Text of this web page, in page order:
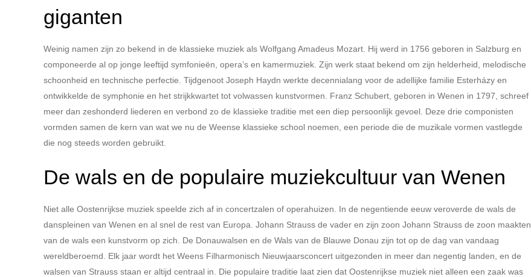
giganten
Weinig namen zijn zo bekend in de klassieke muziek als Wolfgang Amadeus Mozart. Hij werd in 1756 geboren in Salzburg en
componeerde al op jonge leeftijd symfonieën, opera’s en kamermuziek. Zijn werk staat bekend om zijn helderheid, melodische
schoonheid en technische perfectie. Tijdgenoot Joseph Haydn werkte decennialang voor de adellijke familie Esterházy en
ontwikkelde de symphonie en het strijkkwartet tot volwassen kunstvormen. Franz Schubert, geboren in Wenen in 1797, schreef
meer dan zeshonderd liederen en verbond zo de klassieke traditie met een diep persoonlijk gevoel. Deze drie componisten
vormden samen de kern van wat we nu de Weense klassieke school noemen, een periode die de muzikale vormen vastlegde
die nog steeds worden gebruikt.
De wals en de populaire muziekcultuur van Wenen
Niet alle Oostenrijkse muziek speelde zich af in concertzalen of operahuizen. In de negentiende eeuw veroverde de wals de
danspleinen van Wenen en al snel de rest van Europa. Johann Strauss de vader en zijn zoon Johann Strauss de zoon maakten
van de wals een kunstvorm op zich. De Donauwalsen en de Wals van de Blauwe Donau zijn tot op de dag van vandaag
wereldberoemd. Elk jaar wordt het Weens Filharmonisch Nieuwjaarsconcert uitgezonden in meer dan negentig landen, en de
walsen van Strauss staan er altijd centraal in. Die populaire traditie laat zien dat Oostenrijkse muziek niet alleen een zaak was